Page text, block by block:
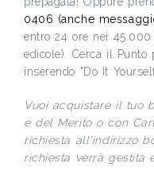
0406 (anche
entro 24 ore nei 45.000
edicole). Cerca il Punto
inserendo "Do It
Vuoi acquistare il tuo
e del Merito o con
richiesta all'indirizzo
richiesta verrà gestita